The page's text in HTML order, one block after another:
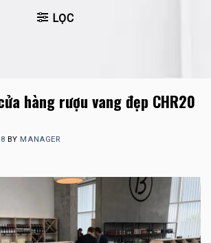
LỌC
hàng rượu vang đẹp CHR20
BY MANAGER